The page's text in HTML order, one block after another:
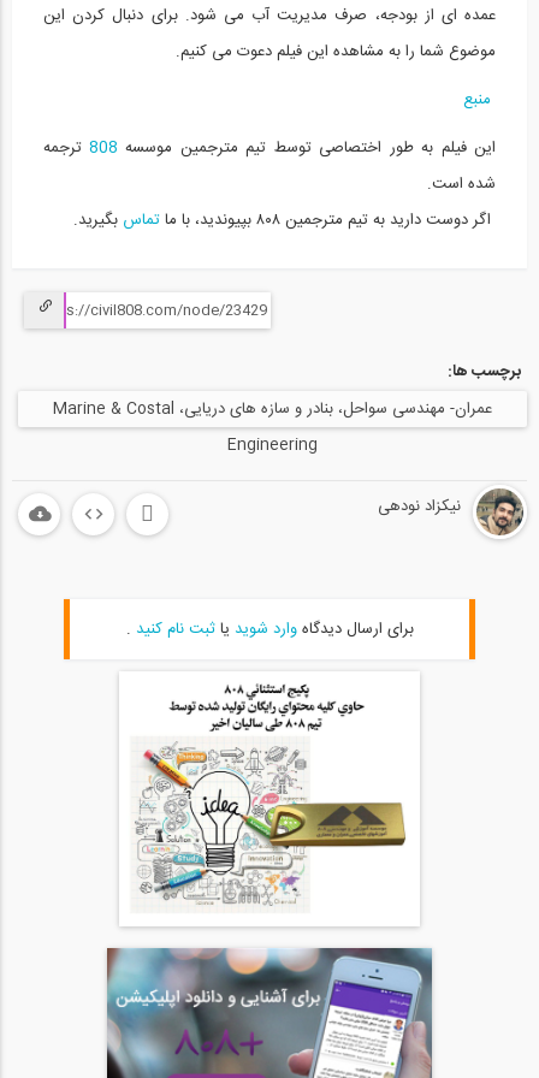
09:41
طراحی بالابر فضایی (ترجمه و دوبله...
08:14
شبیه سازی رفتار هیدرولیکی رودخانه (...
19
خاک های منبسط شونده چگونه باعث تخریب...
عملکرد برج آب (ترجمه و زیرنویس اختصاصی...
محاسبه بار باد در طره ها (ترجمه و...
عمده ای از بودجه، ‌صرف مدیریت آب می شود. برای دنبال کردن این
موضوع شما را به مشاهده این فیلم دعوت می کنیم.
منبع
این فیلم به طور اختصاصی توسط تیم مترجمین موسسه 808 ترجمه
شده است.
اگر دوست دارید به تیم مترجمین ۸۰۸ بپیوندید، با ما
تماس بگیرید.
برچسب ها:
عمران- مهندسی سواحل، بنادر و سازه های دریایی، Marine & Costal
Engineering
نیکزاد نودهی
برای ارسال دیدگاهوارد شوید یاثبت نام کنید .